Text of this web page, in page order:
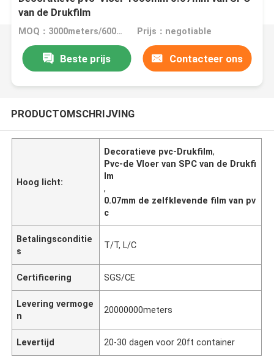
van de Drukfilm
MOQ：3000meters/6000meters Prijs：negotiable
Beste prijs Contacteer ons
PRODUCTOMSCHRIJVING
Hoog licht:
Decoratieve pvc-Drukfilm,
Pvc-de Vloer van SPC van de Drukfi
lm
,
0.07mm de zelfklevende film van pv
c
Betalingsconditie
s
T/T, L/C
Certificering SGS/CE
Levering vermoge
n
20000000meters
Levertijd 20-30 dagen voor 20ft container